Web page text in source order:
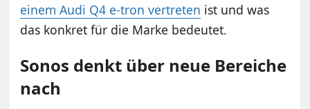
einem Audi Q4 e-tron vertreten ist und was
das konkret für die Marke bedeutet.
Sonos denkt über neue Bereiche
nach